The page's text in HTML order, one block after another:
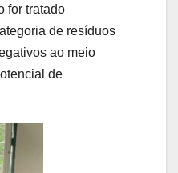
for tratado
de resíduos
ao meio
de